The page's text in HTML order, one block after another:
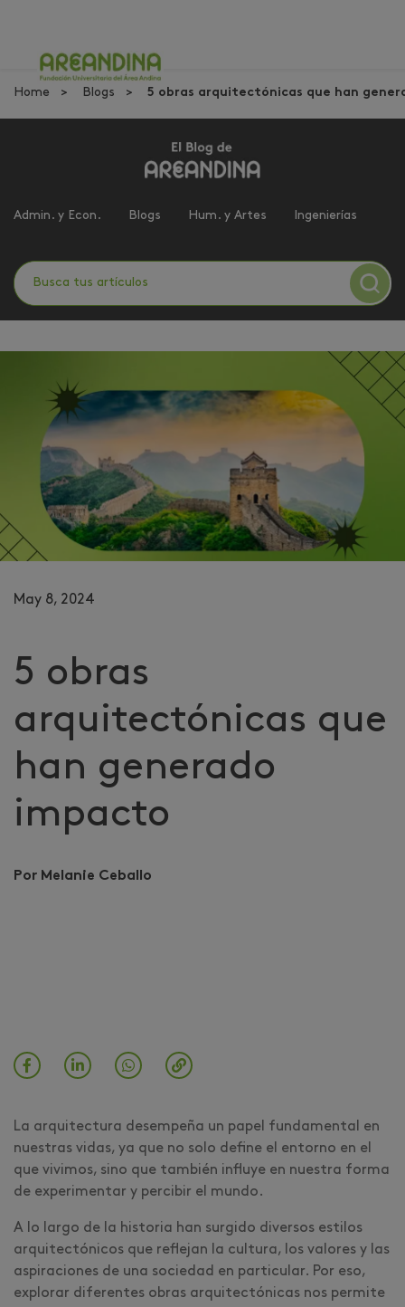
Home Blogs 5 obras arquitectónicas que han
Admin. y Econ. Blogs Hum. y Artes Ingenierías
May 8, 2024
5 obras
arquitectónicas que
han generado
impacto
Por Melanie Ceballo
La arquitectura desempeña un papel fundamental en
nuestras vidas, ya que no solo define el entorno en el
que vivimos, sino que también influye en nuestra forma
de experimentar y percibir el mundo.
A lo largo de la historia han surgido diversos estilos
arquitectónicos que reflejan la cultura, los valores y las
aspiraciones de una sociedad en particular. Por eso,
explorar diferentes obras arquitectónicas nos permite